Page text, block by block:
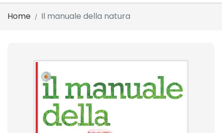
Home Il manuale della natura